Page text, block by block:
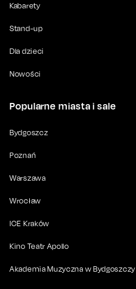
Kabarety
Stand-up
Dla dzieci
Nowości
Popularne miasta i sale
Bydgoszcz
Poznań
Warszawa
Wrocław
ICE Kraków
Kino Teatr Apollo
Akademia Muzyczna w Bydgoszczy